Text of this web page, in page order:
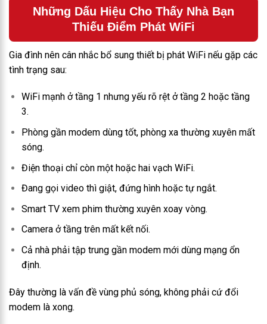
Những Dấu Hiệu Cho Thấy Nhà Bạn
Thiếu Điểm Phát WiFi
Gia đình nên cân nhắc bổ sung thiết bị phát WiFi nếu gặp các
tình trạng sau:
WiFi mạnh ở tầng 1 nhưng yếu rõ rệt ở tầng 2 hoặc tầng
3.
Phòng gần modem dùng tốt, phòng xa thường xuyên mất
sóng.
Điện thoại chỉ còn một hoặc hai vạch WiFi.
Đang gọi video thì giật, đứng hình hoặc tự ngắt.
Smart TV xem phim thường xuyên xoay vòng.
Camera ở tầng trên mất kết nối.
Cả nhà phải tập trung gần modem mới dùng mạng ổn
định.
Đây thường là vấn đề vùng phủ sóng, không phải cứ đổi
modem là xong.